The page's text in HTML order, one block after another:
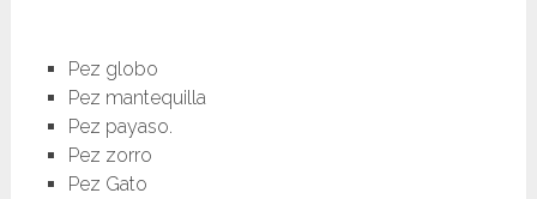
Pez globo
Pez mantequilla
Pez payaso.
Pez zorro
Pez Gato